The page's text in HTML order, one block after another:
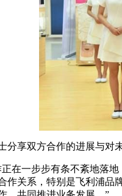
分享双方合作的进展与对
在一步步有条不紊地落
关系，特别是飞利浦品